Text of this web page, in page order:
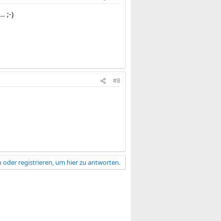
;-)
#8
oder registrieren, um hier zu antworten.